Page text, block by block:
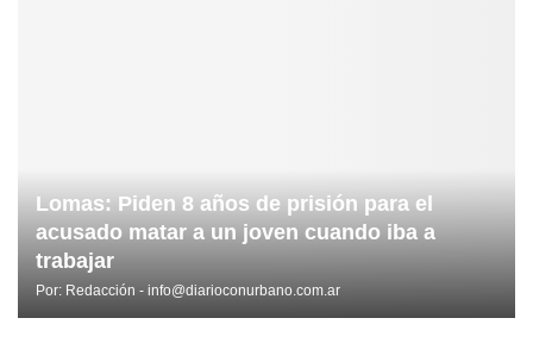
Lomas: Piden 8 años de prisión para el
acusado matar a un joven cuando iba a
trabajar
Por: Redacción - info@diarioconurbano.com.ar